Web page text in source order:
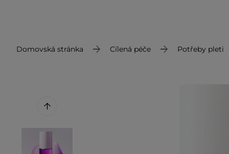
Domovská stránka Cílená péče Potřeby pleti